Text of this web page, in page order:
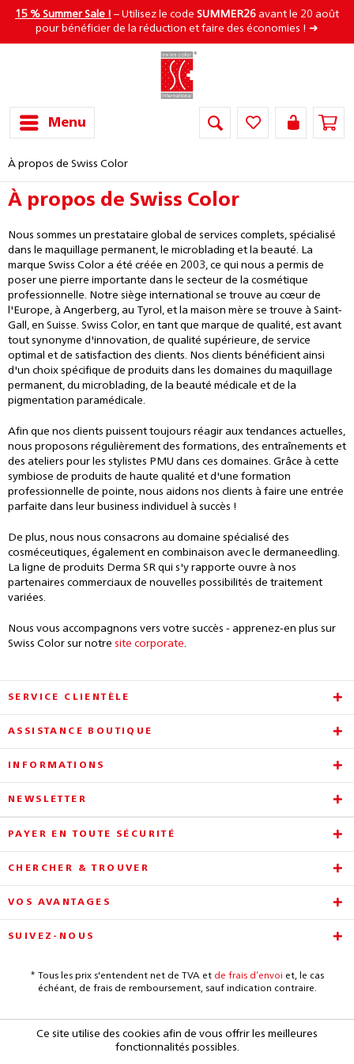
15 % Summer Sale ! – Utilisez le code SUMMER26 avant le 20 août
pour bénéficier de la réduction et faire des économies ! ➜
Menu
À propos de Swiss Color
À propos de Swiss Color
Nous sommes un prestataire global de services complets, spécialisé
dans le maquillage permanent, le microblading et la beauté. La
marque Swiss Color a été créée en 2003, ce qui nous a permis de
poser une pierre importante dans le secteur de la cosmétique
professionnelle. Notre siège international se trouve au cœur de
l'Europe, à Angerberg, au Tyrol, et la maison mère se trouve à Saint-
Gall, en Suisse. Swiss Color, en tant que marque de qualité, est avant
tout synonyme d'innovation, de qualité supérieure, de service
optimal et de satisfaction des clients. Nos clients bénéficient ainsi
d'un choix spécifique de produits dans les domaines du maquillage
permanent, du microblading, de la beauté médicale et de la
pigmentation paramédicale.
Afin que nos clients puissent toujours réagir aux tendances actuelles,
nous proposons régulièrement des formations, des entraînements et
des ateliers pour les stylistes PMU dans ces domaines. Grâce à cette
symbiose de produits de haute qualité et d'une formation
professionnelle de pointe, nous aidons nos clients à faire une entrée
parfaite dans leur business individuel à succès !
De plus, nous nous consacrons au domaine spécialisé des
cosméceutiques, également en combinaison avec le dermaneedling.
La ligne de produits Derma SR qui s'y rapporte ouvre à nos
partenaires commerciaux de nouvelles possibilités de traitement
variées.
Nous vous accompagnons vers votre succès - apprenez-en plus sur
Swiss Color sur notre site corporate.
SERVICE CLIENTÈLE
ASSISTANCE BOUTIQUE
INFORMATIONS
NEWSLETTER
PAYER EN TOUTE SÉCURITÉ
CHERCHER & TROUVER
VOS AVANTAGES
SUIVEZ-NOUS
* Tous les prix s'entendent net de TVA et de frais d’envoi et, le cas
échéant, de frais de remboursement, sauf indication contraire.
Ce site utilise des cookies afin de vous offrir les meilleures
fonctionnalités possibles.